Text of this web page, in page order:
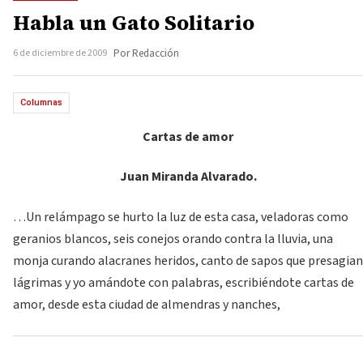
Habla un Gato Solitario
6 de diciembre de 2009 Por Redacción
Columnas
Cartas de amor
Juan Miranda Alvarado.
…Un relámpago se hurto la luz de esta casa, veladoras como
geranios blancos, seis conejos orando contra la lluvia, una
monja curando alacranes heridos, canto de sapos que presagian
lágrimas y yo amándote con palabras, escribiéndote cartas de
amor, desde esta ciudad de almendras y nanches,